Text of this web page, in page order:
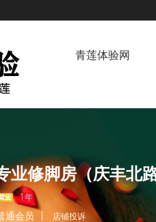
青莲体验网
业修脚房（庆丰北
1年
通会员 店铺投诉